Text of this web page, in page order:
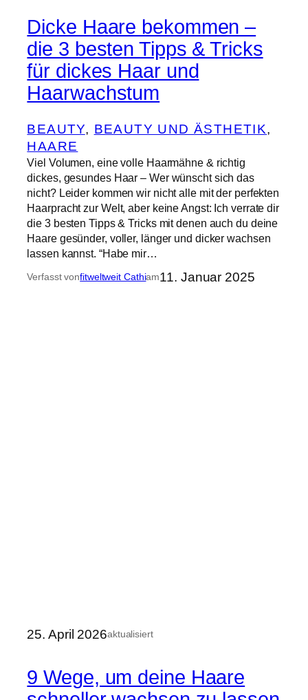
Dicke Haare bekommen –
die 3 besten Tipps & Tricks
für dickes Haar und
Haarwachstum
BEAUTY, BEAUTY UND ÄSTHETIK
HAARE
Viel Volumen, eine volle Haarmähne & richtig
dickes, gesundes Haar – Wer wünscht sich das
nicht? Leider kommen wir nicht alle mit der perfekten
Haarpracht zur Welt, aber keine Angst: Ich verrate dir
die 3 besten Tipps & Tricks mit denen auch du deine
Haare gesünder, voller, länger und dicker wachsen
lassen kannst. “Habe mir…
Verfasst vonfitweltweit Cathiam11. Januar 2025
25. April 2026aktualisiert
9 Wege, um deine Haare